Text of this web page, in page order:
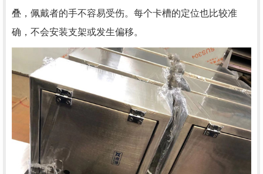
叠，佩戴者的手不容易受伤。每个卡槽的定位也比较准
确，不会安装支架或发生偏移。